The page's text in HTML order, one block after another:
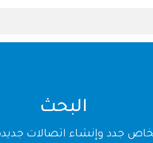
البحث
جدد وإنشاء اتصالات